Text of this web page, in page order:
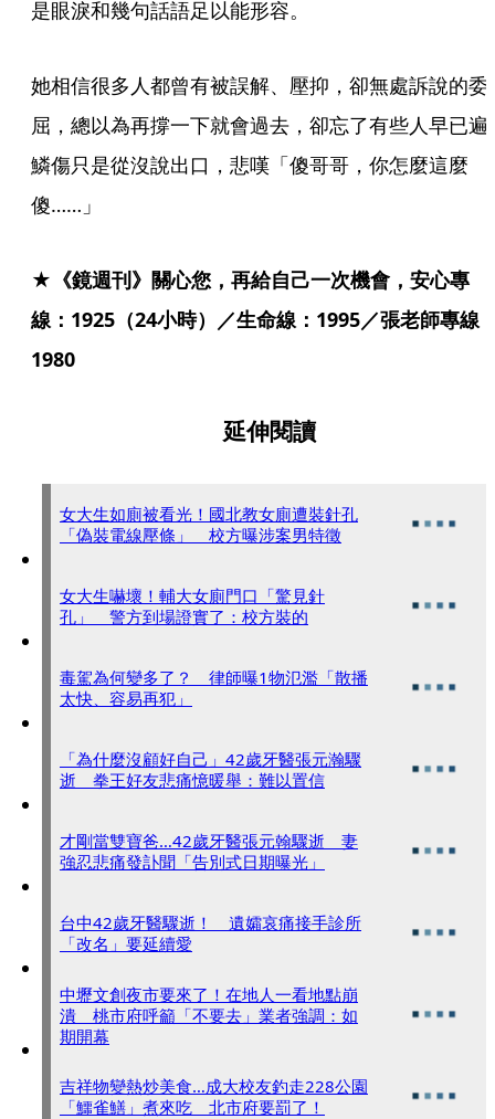
是眼淚和幾句話語足以能形容。
她相信很多人都曾有被誤解、壓抑，卻無處訴說的委
屈，總以為再撐一下就會過去，卻忘了有些人早已遍
鱗傷只是從沒說出口，悲嘆「傻哥哥，你怎麼這麼
傻……」
★《鏡週刊》關心您，再給自己一次機會，安心專
線：1925（24小時）／生命線：1995／張老師專線
1980
延伸閱讀
女大生如廁被看光！國北教女廁遭裝針孔
「偽裝電線壓條」 校方曝涉案男特徵
女大生嚇壞！輔大女廁門口「驚見針
孔」 警方到場證實了：校方裝的
毒駕為何變多了？ 律師曝1物氾濫「散播
太快、容易再犯」
「為什麼沒顧好自己」42歲牙醫張元瀚驟
逝 拳王好友悲痛憶暖舉：難以置信
才剛當雙寶爸…42歲牙醫張元翰驟逝 妻
強忍悲痛發訃聞「告別式日期曝光」
台中42歲牙醫驟逝！ 遺孀哀痛接手診所
「改名」要延續愛
中壢文創夜市要來了！在地人一看地點崩
潰 桃市府呼籲「不要去」業者強調：如
期開幕
吉祥物變熱炒美食…成大校友釣走228公園
「鱷雀鱔」煮來吃 北市府要罰了！